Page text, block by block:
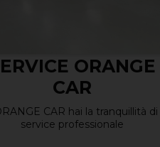
la SUV
quotidiano
Scade il 09-10-2026